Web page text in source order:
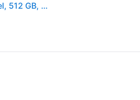
Apple iPhone 14 Pro, 15,5 cm (6.1"), 2556 x 1179 Pixel, 512 GB, 48 MP, iOS 16, Violett